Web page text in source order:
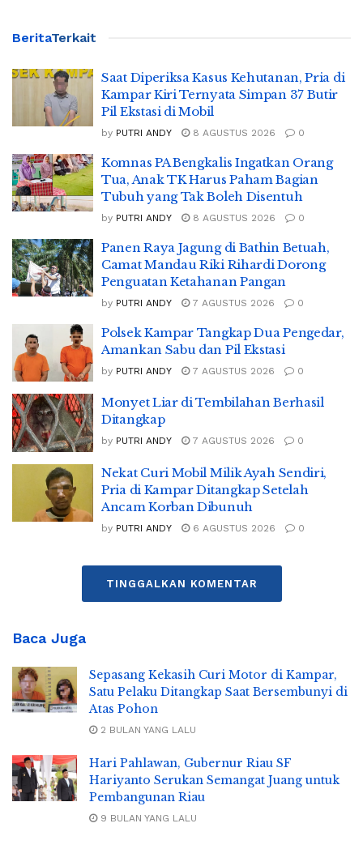
BeritaTerkait
Saat Diperiksa Kasus Kehutanan, Pria di
Kampar Kiri Ternyata Simpan 37 Butir
Pil Ekstasi di Mobil
by PUTRI ANDY 8 AGUSTUS 2026 0
Komnas PA Bengkalis Ingatkan Orang
Tua, Anak TK Harus Paham Bagian
Tubuh yang Tak Boleh Disentuh
by PUTRI ANDY 8 AGUSTUS 2026 0
Panen Raya Jagung di Bathin Betuah,
Camat Mandau Riki Rihardi Dorong
Penguatan Ketahanan Pangan
by PUTRI ANDY 7 AGUSTUS 2026 0
Polsek Kampar Tangkap Dua Pengedar,
Amankan Sabu dan Pil Ekstasi
by PUTRI ANDY 7 AGUSTUS 2026 0
Monyet Liar di Tembilahan Berhasil
Ditangkap
by PUTRI ANDY 7 AGUSTUS 2026 0
Nekat Curi Mobil Milik Ayah Sendiri,
Pria di Kampar Ditangkap Setelah
Ancam Korban Dibunuh
by PUTRI ANDY 6 AGUSTUS 2026 0
TINGGALKAN KOMENTAR
Baca Juga
Sepasang Kekasih Curi Motor di Kampar,
Satu Pelaku Ditangkap Saat Bersembunyi di
Atas Pohon
2 BULAN YANG LALU
Hari Pahlawan, Gubernur Riau SF
Hariyanto Serukan Semangat Juang untuk
Pembangunan Riau
9 BULAN YANG LALU